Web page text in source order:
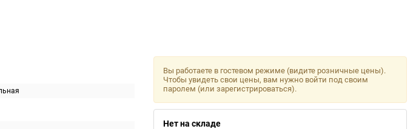
Вы работаете в гостевом режиме (видите розничные цены).
Чтобы увидеть свои цены, вам нужно войти под своим
паролем (или зарегистрироваться).
Нет на складе